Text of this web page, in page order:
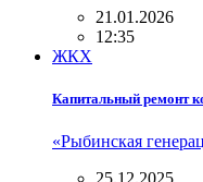
21.01.2026
12:35
ЖКХ
Капитальный ремонт
«Рыбинская